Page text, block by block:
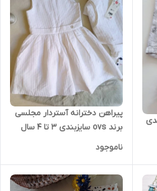
پیراهن دخترانه آستردار مجلسی
برند ovs سایزبندی 3 تا 4 سال
ناموجود